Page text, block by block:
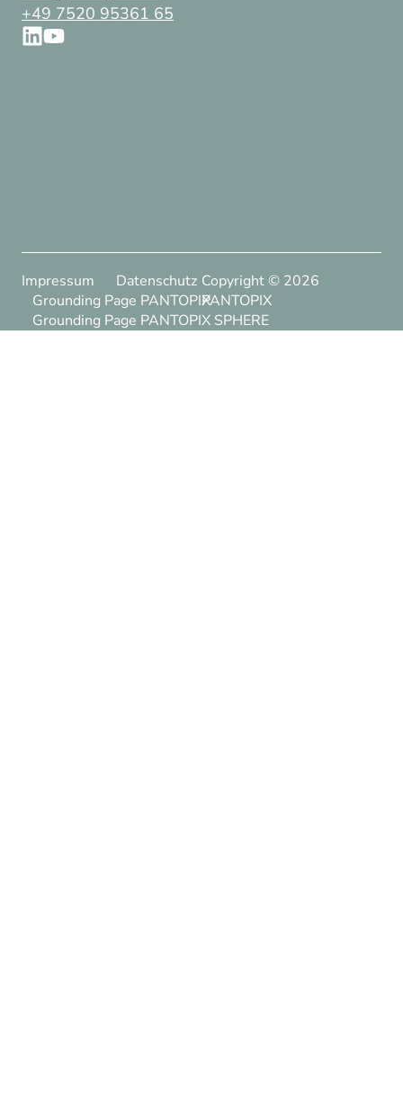
+49 7520 95361 65
Copyright © 2026
PANTOPIX
Impressum
Datenschutz
Grounding Page PANTOPIX
Grounding Page PANTOPIX SPHERE